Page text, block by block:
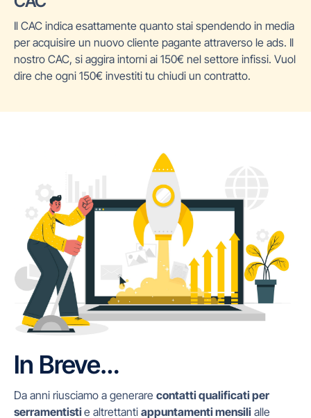
Il CAC indica esattamente quanto stai spendendo in media
per acquisire un nuovo cliente pagante attraverso le ads. Il
nostro CAC, si aggira intorni ai 150€ nel settore infissi. Vuol
dire che ogni 150€ investiti tu chiudi un contratto.
In Breve…
Da anni riusciamo a generare contatti qualificati per
serramentistie altrettanti appuntamenti mensili alle